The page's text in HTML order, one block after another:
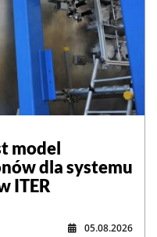
model
dla systemu
ITER
05.08.2026